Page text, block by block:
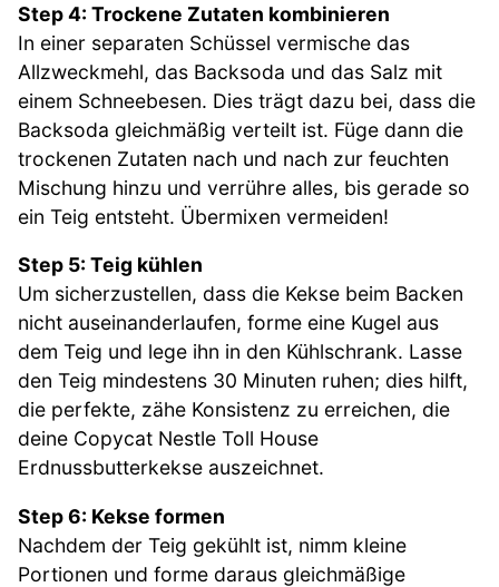
Step 4: Trockene Zutaten kombinieren
In einer separaten Schüssel vermische das
Allzweckmehl, das Backsoda und das Salz mit
einem Schneebesen. Dies trägt dazu bei, dass die
Backsoda gleichmäßig verteilt ist. Füge dann die
trockenen Zutaten nach und nach zur feuchten
Mischung hinzu und verrühre alles, bis gerade so
ein Teig entsteht. Übermixen vermeiden!
Step 5: Teig kühlen
Um sicherzustellen, dass die Kekse beim Backen
nicht auseinanderlaufen, forme eine Kugel aus
dem Teig und lege ihn in den Kühlschrank. Lasse
den Teig mindestens 30 Minuten ruhen; dies hilft,
die perfekte, zähe Konsistenz zu erreichen, die
deine Copycat Nestle Toll House
Erdnussbutterkekse auszeichnet.
Step 6: Kekse formen
Nachdem der Teig gekühlt ist, nimm kleine
Portionen und forme daraus gleichmäßige